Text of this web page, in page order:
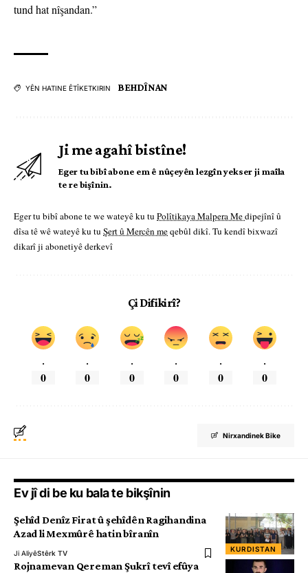
tund hat nîşandan.”
YÊN HATINE ÊTÎKETKIRIN BEHDÎNAN
Ji me agahî bistîne!
Eger tu bibî abone em ê nûçeyên lezgîn yekser ji maîla
te re bişînin.
Eger tu bibî abone te we wateyê ku tu Polîtikaya Malpera Medipejînî û
dîsa tê wê wateyê ku tu Şert û Mercên meqebûl dikî. Tu kendî bixwazî
dikarî ji abonetiyê derkevî
Çi Difikirî?
.
0
.
0
.
0
.
0
.
0
.
0
Nirxandinek Bike
Ev jî di be ku bala te bikşînin
KURDISTAN
Şehîd Denîz Firat û şehîdên Ragihandina
Azad li Mexmûrê hatin bîranîn
Ji AliyêStêrk TV
Rojnamevan Qereman Şukrî tevî efûya